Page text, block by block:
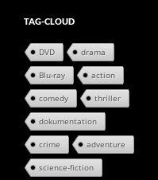
TAG-CLOUD
DVD drama
Blu-ray action
comedy thriller
dokumentation
crime adventure
science-fiction